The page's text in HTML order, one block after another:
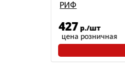
РИФ
427 р./шт
цена розничная